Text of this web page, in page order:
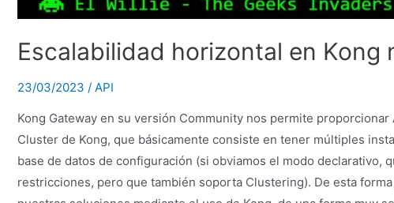
Escalabilidad horizontal en Kong
23/03/2023 / API
Kong Gateway en su versión Community nos permite
Cluster de Kong, que básicamente consiste en tener múltiples
base de datos de configuración (si obviamos el modo declarativo,
restricciones, pero que también soporta Clustering). De esta